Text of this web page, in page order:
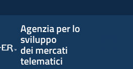
Agenzia per lo
sviluppo
dei mercati
telematici